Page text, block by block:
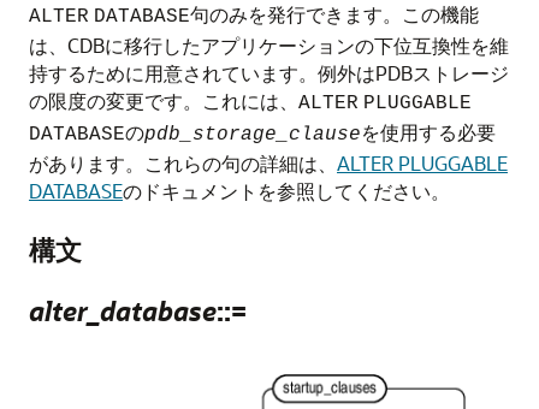
ALTER DATABASE句のみを発行できます。この機能
は、CDBに移行したアプリケーションの下位互換性を維
持するために用意されています。例外はPDBストレージ
の限度の変更です。これには、 ALTER PLUGGABLE
DATABASEのpdb_storage_clauseを使用する必要
があります。これらの句の詳細は、 ALTER PLUGGABLE
DATABASEのドキュメントを参照してください。
構文
alter_database::=